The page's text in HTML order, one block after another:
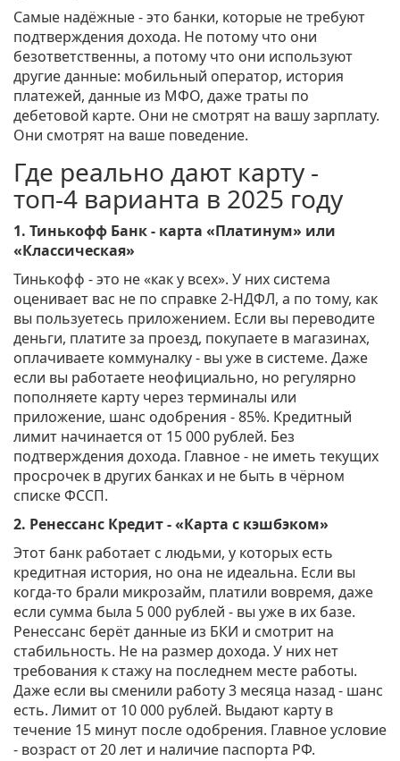
Самые надёжные - это банки, которые не требуют
подтверждения дохода. Не потому что они
безответственны, а потому что они используют
другие данные: мобильный оператор, история
платежей, данные из МФО, даже траты по
дебетовой карте. Они не смотрят на вашу зарплату.
Они смотрят на ваше поведение.
Где реально дают карту -
топ-4 варианта в 2025 году
1. Тинькофф Банк - карта «Платинум» или
«Классическая»
Тинькофф - это не «как у всех». У них система
оценивает вас не по справке 2-НДФЛ, а по тому, как
вы пользуетесь приложением. Если вы переводите
деньги, платите за проезд, покупаете в магазинах,
оплачиваете коммуналку - вы уже в системе. Даже
если вы работаете неофициально, но регулярно
пополняете карту через терминалы или
приложение, шанс одобрения - 85%. Кредитный
лимит начинается от 15 000 рублей. Без
подтверждения дохода. Главное - не иметь текущих
просрочек в других банках и не быть в чёрном
списке ФССП.
2. Ренессанс Кредит - «Карта с кэшбэком»
Этот банк работает с людьми, у которых есть
кредитная история, но она не идеальна. Если вы
когда-то брали микрозайм, платили вовремя, даже
если сумма была 5 000 рублей - вы уже в их базе.
Ренессанс берёт данные из БКИ и смотрит на
стабильность. Не на размер дохода. У них нет
требования к стажу на последнем месте работы.
Даже если вы сменили работу 3 месяца назад - шанс
есть. Лимит от 10 000 рублей. Выдают карту в
течение 15 минут после одобрения. Главное условие
- возраст от 20 лет и наличие паспорта РФ.